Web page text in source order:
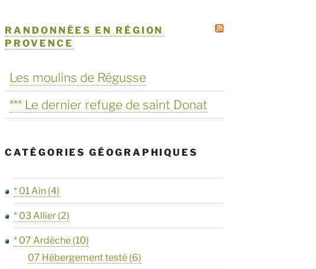
RANDONNÉES EN RÉGION
PROVENCE
Les moulins de Régusse
*** Le dernier refuge de saint Donat
CATÉGORIES GÉOGRAPHIQUES
* 01 Ain (4)
* 03 Allier (2)
* 07 Ardèche (10)
07 Hébergement testé (6)